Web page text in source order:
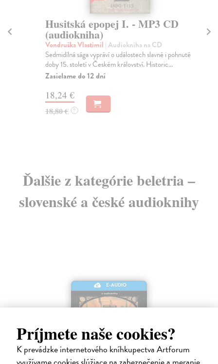
Príjmete naše cookies?
K prevádzke internetového kníhkupectva Artforum
Husitská epopej I. - MP3 CD
(audiokniha)
Vondruška Vlastimil| Audiokniha na CD
Sedmidílná sága vypráví o událostech slavné i pohnuté
doby 15. století v Českém království. Historic...
Zasielame do 12 dní
18,24 €
18,80 € ?
Ďalšie z kategórie beletria –
slovenské a české audioknihy
E-AUDIO